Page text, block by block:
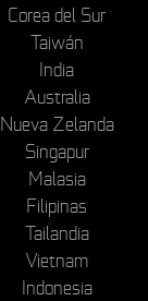
Corea del Sur
Taiwán
India
Australia
Nueva Zelanda
Singapur
Malasia
Filipinas
Tailandia
Vietnam
Indonesia